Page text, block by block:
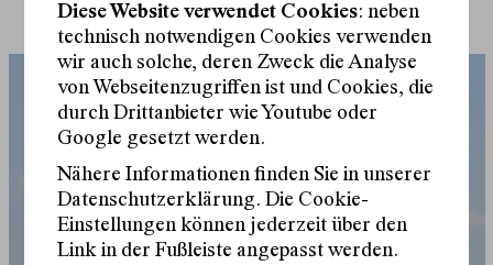
Diese Website verwendet Cookies: neben
technisch notwendigen Cookies verwenden
wir auch solche, deren Zweck die Analyse
von Webseitenzugriffen ist und Cookies, die
durch Drittanbieter wie Youtube oder
Google gesetzt werden.
Nähere Informationen finden Sie in unserer
Datenschutzerklärung. Die Cookie-
Einstellungen können jederzeit über den
Link in der Fußleiste angepasst werden.